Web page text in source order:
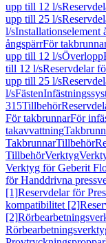
upp till 12 l/s
upp till 25 l/s
l/sInstallationselement
ångspärrFör
upp till 12 l/sÖverlopp
till 12 l/sReservdelar
upp till 25 l/s
l/sFästen
315Tillbehör
För takbrunnarFör
takavvattning
TakbrunnarTillbehör
TillbehörVerktyg
Verktyg för Geberit
för Handdrivna
[1]Reservdelar för
kompatibilitet [2]
[2]